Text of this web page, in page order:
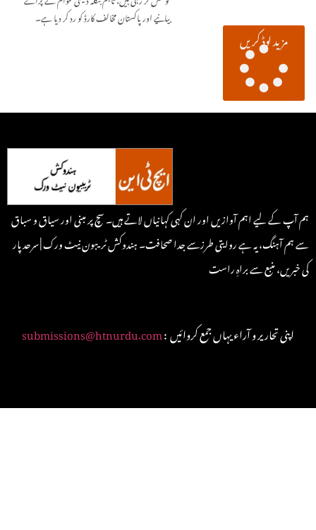
بیانیے اور پاکستان مخالف کارڈ کو رد کر دیا ہے۔
مزید لوڈ کریں
ہم آپ کے لیے اہم آوازیں اور ان کہی کہانیاں لاتے ہیں۔ سچ پر مبنی اور سیاق و سباق
سے ہم آہنگ، یہ ہے روایتی طرزسے جدا صحافت۔ ہندوکش ٹریبون نیٹ ورک | سرحد پار
کی خبریں، منبع سے براہِ راست
submissions@htnurdu.com : اپنی تحاریر و آراء یہاں جمع کروائیں